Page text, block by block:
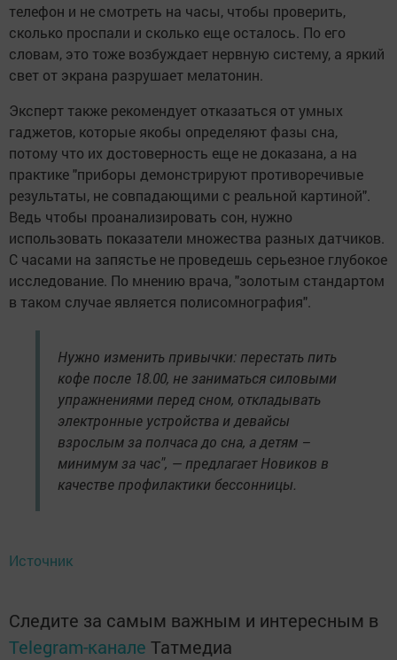
телефон и не смотреть на часы, чтобы проверить,
сколько проспали и сколько еще осталось. По его
словам, это тоже возбуждает нервную систему, а яркий
свет от экрана разрушает мелатонин.
Эксперт также рекомендует отказаться от умных
гаджетов, которые якобы определяют фазы сна,
потому что их достоверность еще не доказана, а на
практике "приборы демонстрируют противоречивые
результаты, не совпадающими с реальной картиной".
Ведь чтобы проанализировать сон, нужно
использовать показатели множества разных датчиков.
С часами на запястье не проведешь серьезное глубокое
исследование. По мнению врача, "золотым стандартом
в таком случае является полисомнография".
Нужно изменить привычки: перестать пить
кофе после 18.00, не заниматься силовыми
упражнениями перед сном, откладывать
электронные устройства и девайсы
взрослым за полчаса до сна, а детям –
минимум за час", — предлагает Новиков в
качестве профилактики бессонницы.
Источник
Следите за самым важным и интересным в
Telegram-канале Татмедиа